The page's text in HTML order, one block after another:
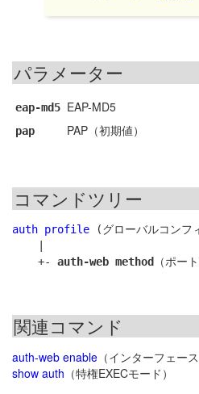
パラメーター
eap-md5 EAP-MD5
pap PAP（初期値）
コマンドツリー
auth profile (グローバルコンフ
    +-
auth-web method
関連コマンド
auth-web enable （インターフェー
show auth （特権EXECモード）